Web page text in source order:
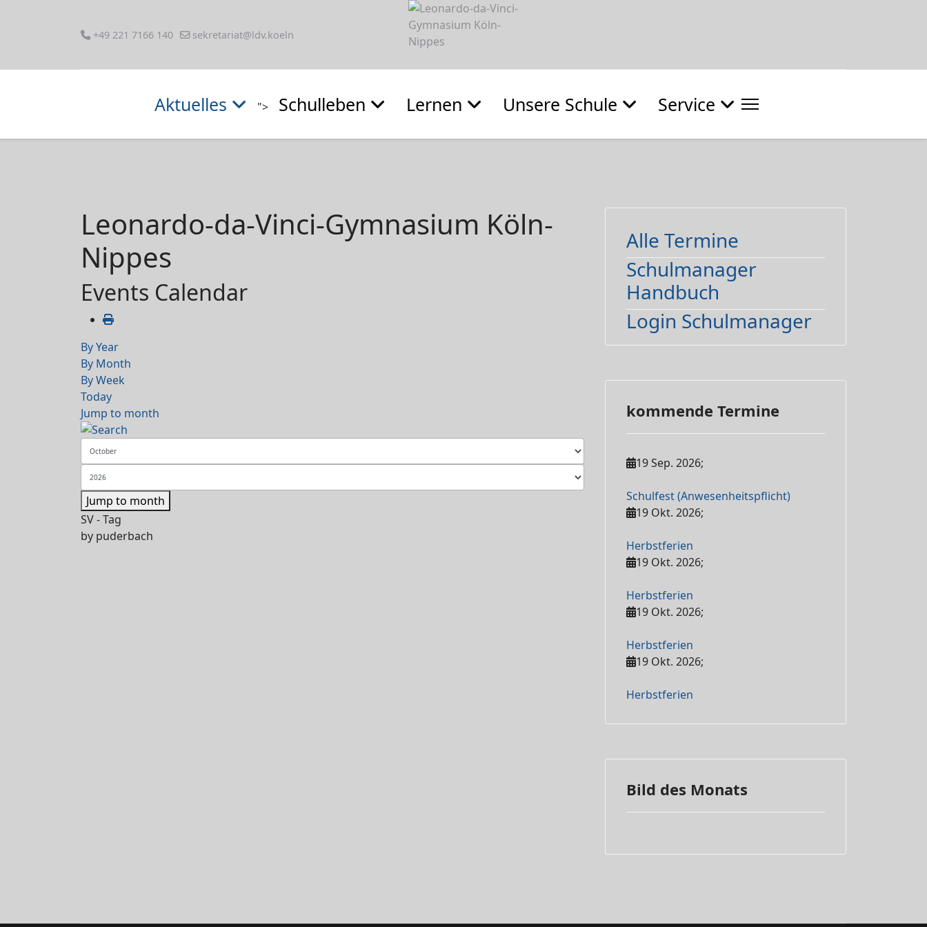
+49 221 7166 140 sekretariat@ldv.koeln
Aktuelles "> Schulleben Lernen Unsere Schule Service
Leonardo-da-Vinci-Gymnasium Köln-
Nippes
Events Calendar
By Year
By Month
By Week
Today
Jump to month
Jump to month
SV - Tag
by puderbach
Alle Termine
Schulmanager
Handbuch
Login Schulmanager
kommende Termine
19 Sep. 2026;
Schulfest (Anwesenheitspflicht)
19 Okt. 2026;
Herbstferien
19 Okt. 2026;
Herbstferien
19 Okt. 2026;
Herbstferien
19 Okt. 2026;
Herbstferien
Bild des Monats